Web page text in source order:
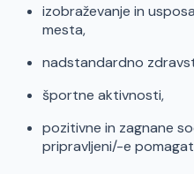
izobraževanje in
mesta,
nadstandardno
športne aktivnosti,
pozitivne in zagnane
pripravljeni/-e